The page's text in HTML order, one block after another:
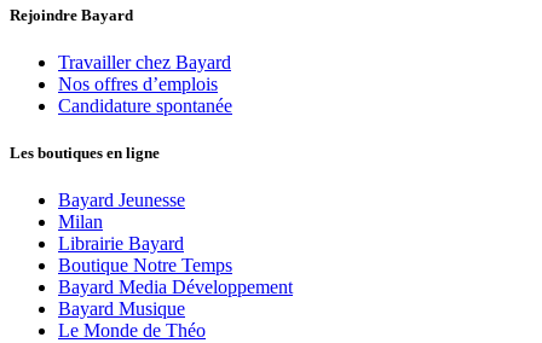
Rejoindre Bayard
Travailler chez Bayard
Nos offres d’emplois
Candidature spontanée
Les boutiques en ligne
Bayard Jeunesse
Milan
Librairie Bayard
Boutique Notre Temps
Bayard Media Développement
Bayard Musique
Le Monde de Théo